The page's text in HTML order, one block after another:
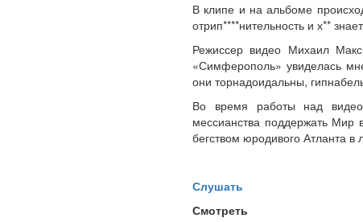
В клипе и на альбоме
отрип****нительность и х**
Режиссер видео Михаил
«Симферополь» увиделась
они торнадоидальны,
Во время работы над
мессианства поддержать Мир
бегством юродивого Атланта в
Слушать
Смотреть